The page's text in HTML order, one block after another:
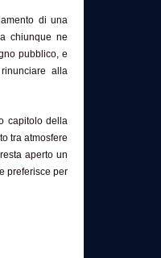
di una
chiunque ne
pubblico, e
alla
capitolo della
tra atmosfere
aperto un
preferisce per